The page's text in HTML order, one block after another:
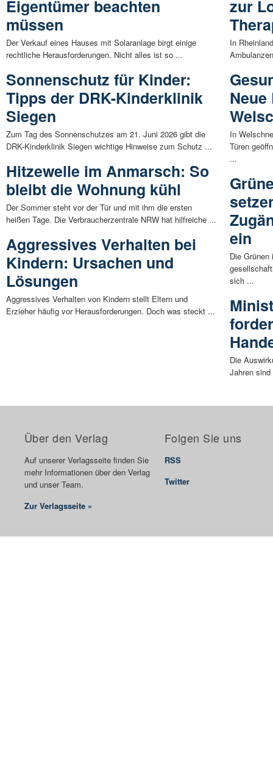
Eigentümer beachten
müssen
Der Verkauf eines Hauses mit Solaranlage birgt einige
rechtliche Herausforderungen. Nicht alles ist so ...
Sonnenschutz für Kinder:
Tipps der DRK-Kinderklinik
Siegen
Zum Tag des Sonnenschutzes am 21. Juni 2026 gibt die
DRK-Kinderklinik Siegen wichtige Hinweise zum Schutz ...
Hitzewelle im Anmarsch: So
bleibt die Wohnung kühl
Der Sommer steht vor der Tür und mit ihm die ersten
heißen Tage. Die Verbraucherzentrale NRW hat hilfreiche ...
Aggressives Verhalten bei
Kindern: Ursachen und
Lösungen
Aggressives Verhalten von Kindern stellt Eltern und
Erzieher häufig vor Herausforderungen. Doch was steckt ...
zur
In
In
Türen
...
ein
Die
sich ...
Die
Jahren
Über den Verlag
Auf unserer Verlagsseite finden Sie
mehr Informationen über den Verlag
und unser Team.
Zur Verlagsseite »
Folgen Sie uns
RSS
Twitter